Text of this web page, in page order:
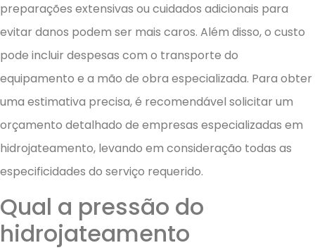
preparações extensivas ou cuidados adicionais para
evitar danos podem ser mais caros. Além disso, o custo
pode incluir despesas com o transporte do
equipamento e a mão de obra especializada. Para obter
uma estimativa precisa, é recomendável solicitar um
orçamento detalhado de empresas especializadas em
hidrojateamento, levando em consideração todas as
especificidades do serviço requerido.
Qual a pressão do
hidrojateamento